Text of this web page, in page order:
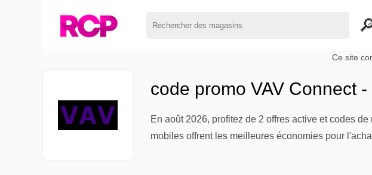
Ce site
code promo VAV Connect
En août 2026, profitez de 2 offres active et codes
mobiles offrent les meilleures économies pour